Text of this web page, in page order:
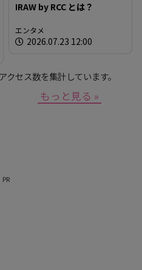
IRAW by RCC とは？
エンタメ
2026.07.23 12:00
セス数を集計しています。
もっと見る »
PR